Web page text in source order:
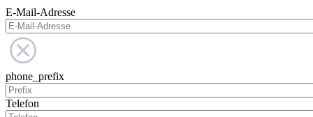
E-Mail-Adresse
phone_prefix
Telefon